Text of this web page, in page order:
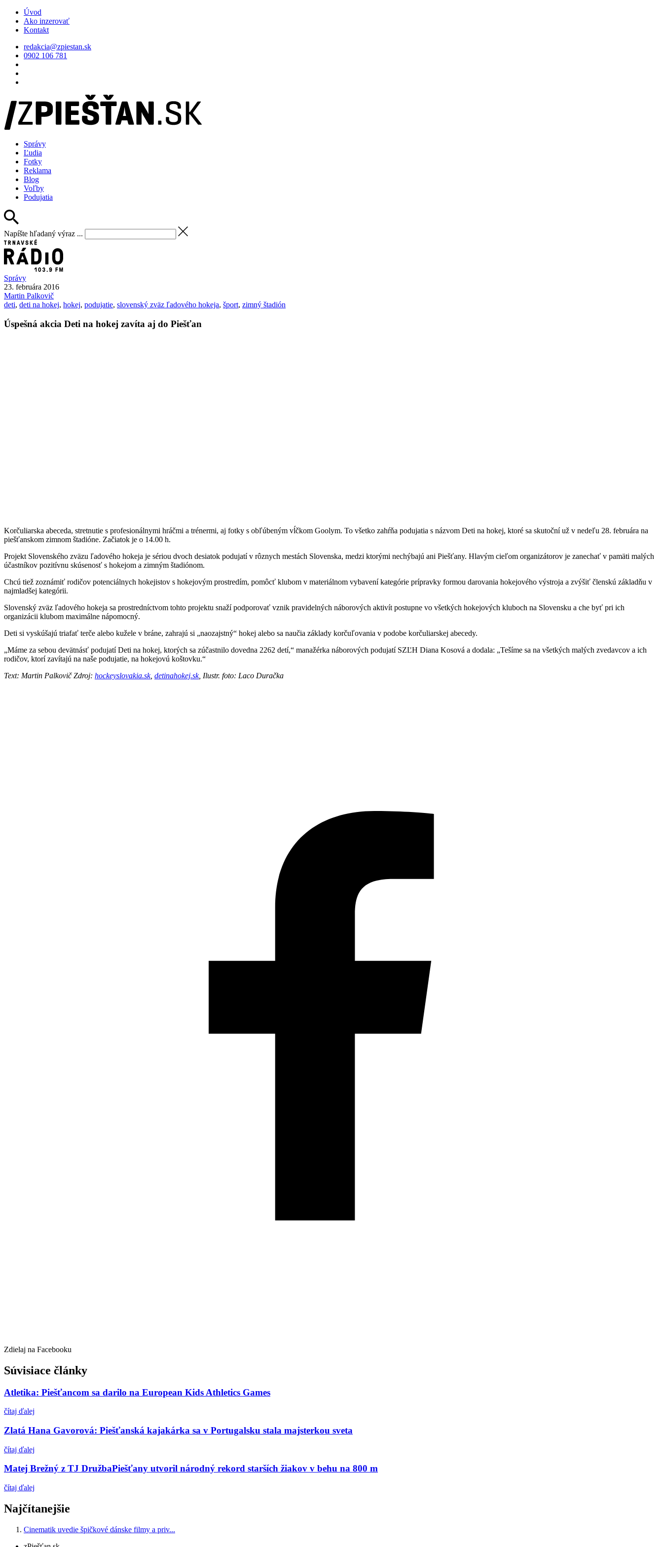
Úvod
Ako inzerovať
Kontakt
redakcia@zpiestan.sk
0902 106 781
Správy
Ľudia
Fotky
Reklama
Blog
Voľby
Podujatia
Napíšte hľadaný výraz ...
Správy
23. februára 2016
Martin Palkovič
deti, deti na hokej, hokej, podujatie, slovenský zväz ľadového hokeja, šport, zimný štadión
Úspešná akcia Deti na hokej zavíta aj do Piešťan
Korčuliarska abeceda, stretnutie s profesionálnymi hráčmi a trénermi, aj fotky s obľúbeným vĺčkom Goolym. To všetko zahŕňa podujatia s názvom Deti na hokej, ktoré sa skutoční už v nedeľu 28. februára na
piešťanskom zimnom štadióne. Začiatok je o 14.00 h.
Projekt Slovenského zväzu ľadového hokeja je sériou dvoch desiatok podujatí v rôznych mestách Slovenska, medzi ktorými nechýbajú ani Piešťany. Hlavým cieľom organizátorov je zanechať v pamäti malých
účastníkov pozitívnu skúsenosť s hokejom a zimným štadiónom.
Chcú tiež zoznámiť rodičov potenciálnych hokejistov s hokejovým prostredím, pomôcť klubom v materiálnom vybavení kategórie prípravky formou darovania hokejového výstroja a zvýšiť členskú základňu v
najmladšej kategórii.
Slovenský zväz ľadového hokeja sa prostredníctvom tohto projektu snaží podporovať vznik pravidelných náborových aktivít postupne vo všetkých hokejových kluboch na Slovensku a che byť pri ich
organizácii klubom maximálne nápomocný.
Deti si vyskúšajú triafať terče alebo kužele v bráne, zahrajú si „naozajstný“ hokej alebo sa naučia základy korčuľovania v podobe korčuliarskej abecedy.
„Máme za sebou devätnásť podujatí Deti na hokej, ktorých sa zúčastnilo dovedna 2262 detí,“ manažérka náborových podujatí SZĽH Diana Kosová a dodala: „Tešíme sa na všetkých malých zvedavcov a ich
rodičov, ktorí zavítajú na naše podujatie, na hokejovú koštovku.“
Text: Martin Palkovič Zdroj: hockeyslovakia.sk, detinahokej.sk, Ilustr. foto: Laco Duračka
Zdielaj na Facebooku
Súvisiace články
Atletika: Piešťancom sa darilo na European Kids Athletics Games
čítaj ďalej
Zlatá Hana Gavorová: Piešťanská kajakárka sa v Portugalsku stala majsterkou sveta
čítaj ďalej
Matej Brežný z TJ DružbaPiešťany utvoril národný rekord starších žiakov v behu na 800 m
čítaj ďalej
Najčítanejšie
Cinematik uvedie špičkové dánske filmy a priv...